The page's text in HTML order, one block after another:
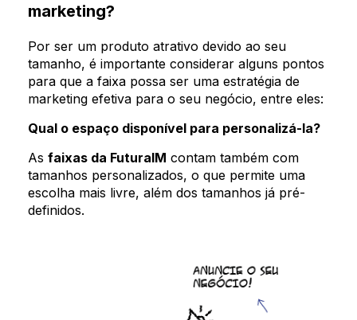
marketing?
Por ser um produto atrativo devido ao seu
tamanho, é importante considerar alguns pontos
para que a faixa possa ser uma estratégia de
marketing efetiva para o seu negócio, entre eles:
Qual o espaço disponível para personalizá-la?
As faixas da FuturaIM contam também com
tamanhos personalizados, o que permite uma
escolha mais livre, além dos tamanhos já pré-
definidos.